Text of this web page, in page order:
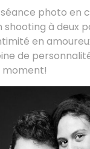
séance photo en
shooting à deux
en
de
moment!